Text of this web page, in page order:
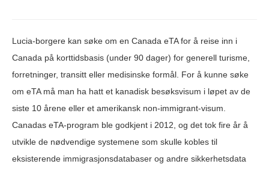
Lucia-borgere kan søke om en Canada eTA for å reise inn i
Canada på korttidsbasis (under 90 dager) for generell turisme,
forretninger, transitt eller medisinske formål. For å kunne søke
om eTA må man ha hatt et kanadisk besøksvisum i løpet av de
siste 10 årene eller et amerikansk non-immigrant-visum.
Canadas eTA-program ble godkjent i 2012, og det tok fire år å
utvikle de nødvendige systemene som skulle kobles til
eksisterende immigrasjonsdatabaser og andre sikkerhetsdata